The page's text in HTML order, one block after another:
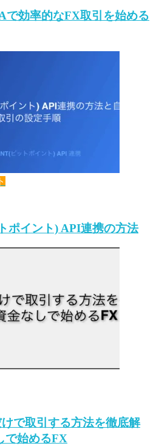
で効率的なFX取引を始める
ポイント) API連携の方法
で取引する方法を徹底解
で始めるFX